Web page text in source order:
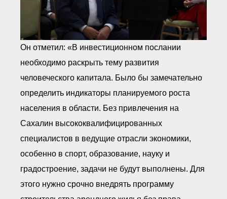
Он отметил: «В инвестиционном послании
необходимо раскрыть тему развития
человеческого капитала. Было бы замечательно
определить индикаторы планируемого роста
населения в области. Без привлечения на
Сахалин высококвалифицированных
специалистов в ведущие отрасли экономики,
особенно в спорт, образование, науку и
градостроение, задачи не будут выполнены. Для
этого нужно срочно внедрять программу